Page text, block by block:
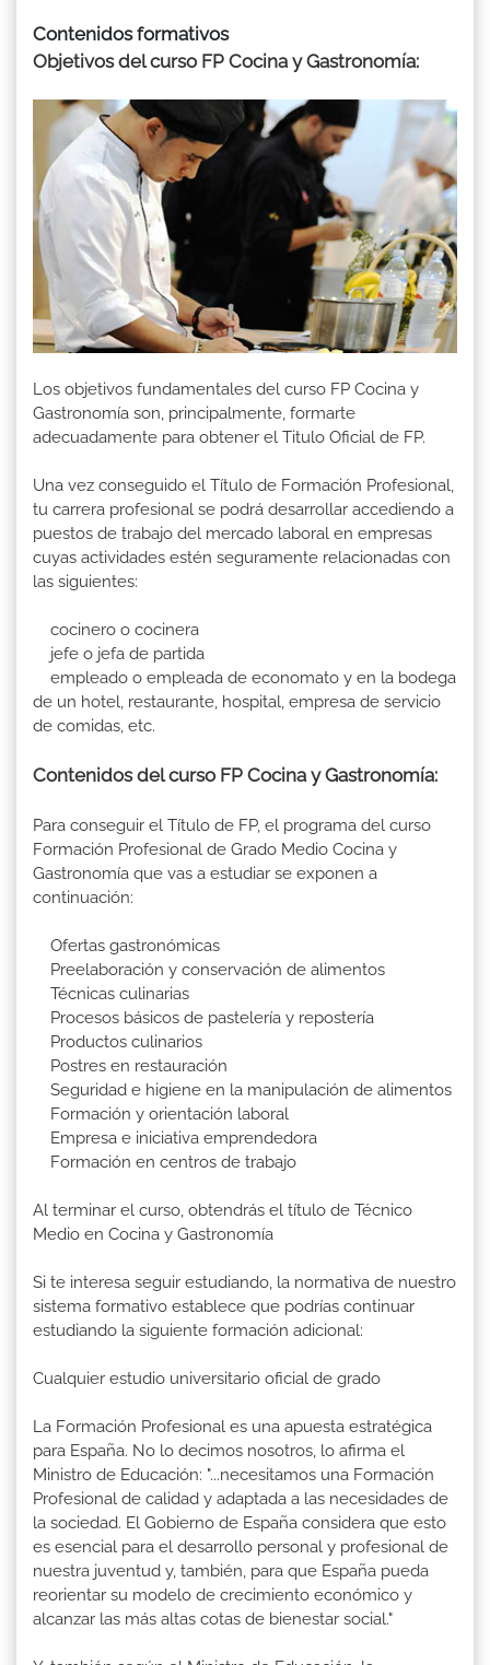
Contenidos formativos
Objetivos del curso FP Cocina y Gastronomía:
Los objetivos fundamentales del curso FP Cocina y
Gastronomía son, principalmente, formarte
adecuadamente para obtener el Titulo Oficial de FP.
Una vez conseguido el Título de Formación Profesional,
tu carrera profesional se podrá desarrollar accediendo a
puestos de trabajo del mercado laboral en empresas
cuyas actividades estén seguramente relacionadas con
las siguientes:
cocinero o cocinera
jefe o jefa de partida
empleado o empleada de economato y en la bodega
de un hotel, restaurante, hospital, empresa de servicio
de comidas, etc.
Contenidos del curso FP Cocina y Gastronomía:
Para conseguir el Título de FP, el programa del curso
Formación Profesional de Grado Medio Cocina y
Gastronomía que vas a estudiar se exponen a
continuación:
Ofertas gastronómicas
Preelaboración y conservación de alimentos
Técnicas culinarias
Procesos básicos de pastelería y repostería
Productos culinarios
Postres en restauración
Seguridad e higiene en la manipulación de alimentos
Formación y orientación laboral
Empresa e iniciativa emprendedora
Formación en centros de trabajo
Al terminar el curso, obtendrás el título de Técnico
Medio en Cocina y Gastronomía
Si te interesa seguir estudiando, la normativa de nuestro
sistema formativo establece que podrías continuar
estudiando la siguiente formación adicional:
Cualquier estudio universitario oficial de grado
La Formación Profesional es una apuesta estratégica
para España. No lo decimos nosotros, lo afirma el
Ministro de Educación: "...necesitamos una Formación
Profesional de calidad y adaptada a las necesidades de
la sociedad. El Gobierno de España considera que esto
es esencial para el desarrollo personal y profesional de
nuestra juventud y, también, para que España pueda
reorientar su modelo de crecimiento económico y
alcanzar las más altas cotas de bienestar social."